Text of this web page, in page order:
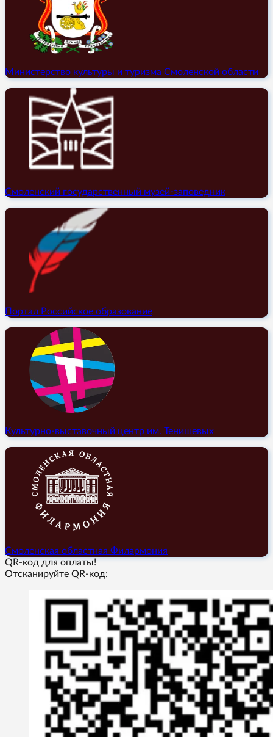
Министерство культуры и туризма Смоленской области
Смоленский государственный музей-заповедник
Портал Российское образование
Культурно-выставочный центр им. Тенишевых
Смоленская областная Филармония
QR-код для оплаты!
Отсканируйте QR-код: